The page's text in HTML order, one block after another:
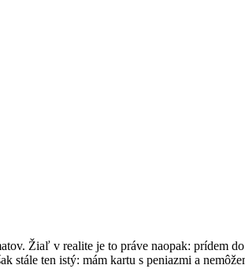
Žiaľ v realite je to práve naopak: prídem
stále ten istý: mám kartu s peniazmi a